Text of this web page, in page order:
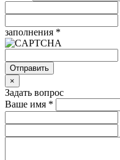
заполнения *
Отправить
×
Задать вопрос
Ваше имя *